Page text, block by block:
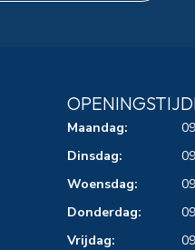
Maandag:
Dinsdag:
Woensdag:
Donderdag:
Vrijdag: